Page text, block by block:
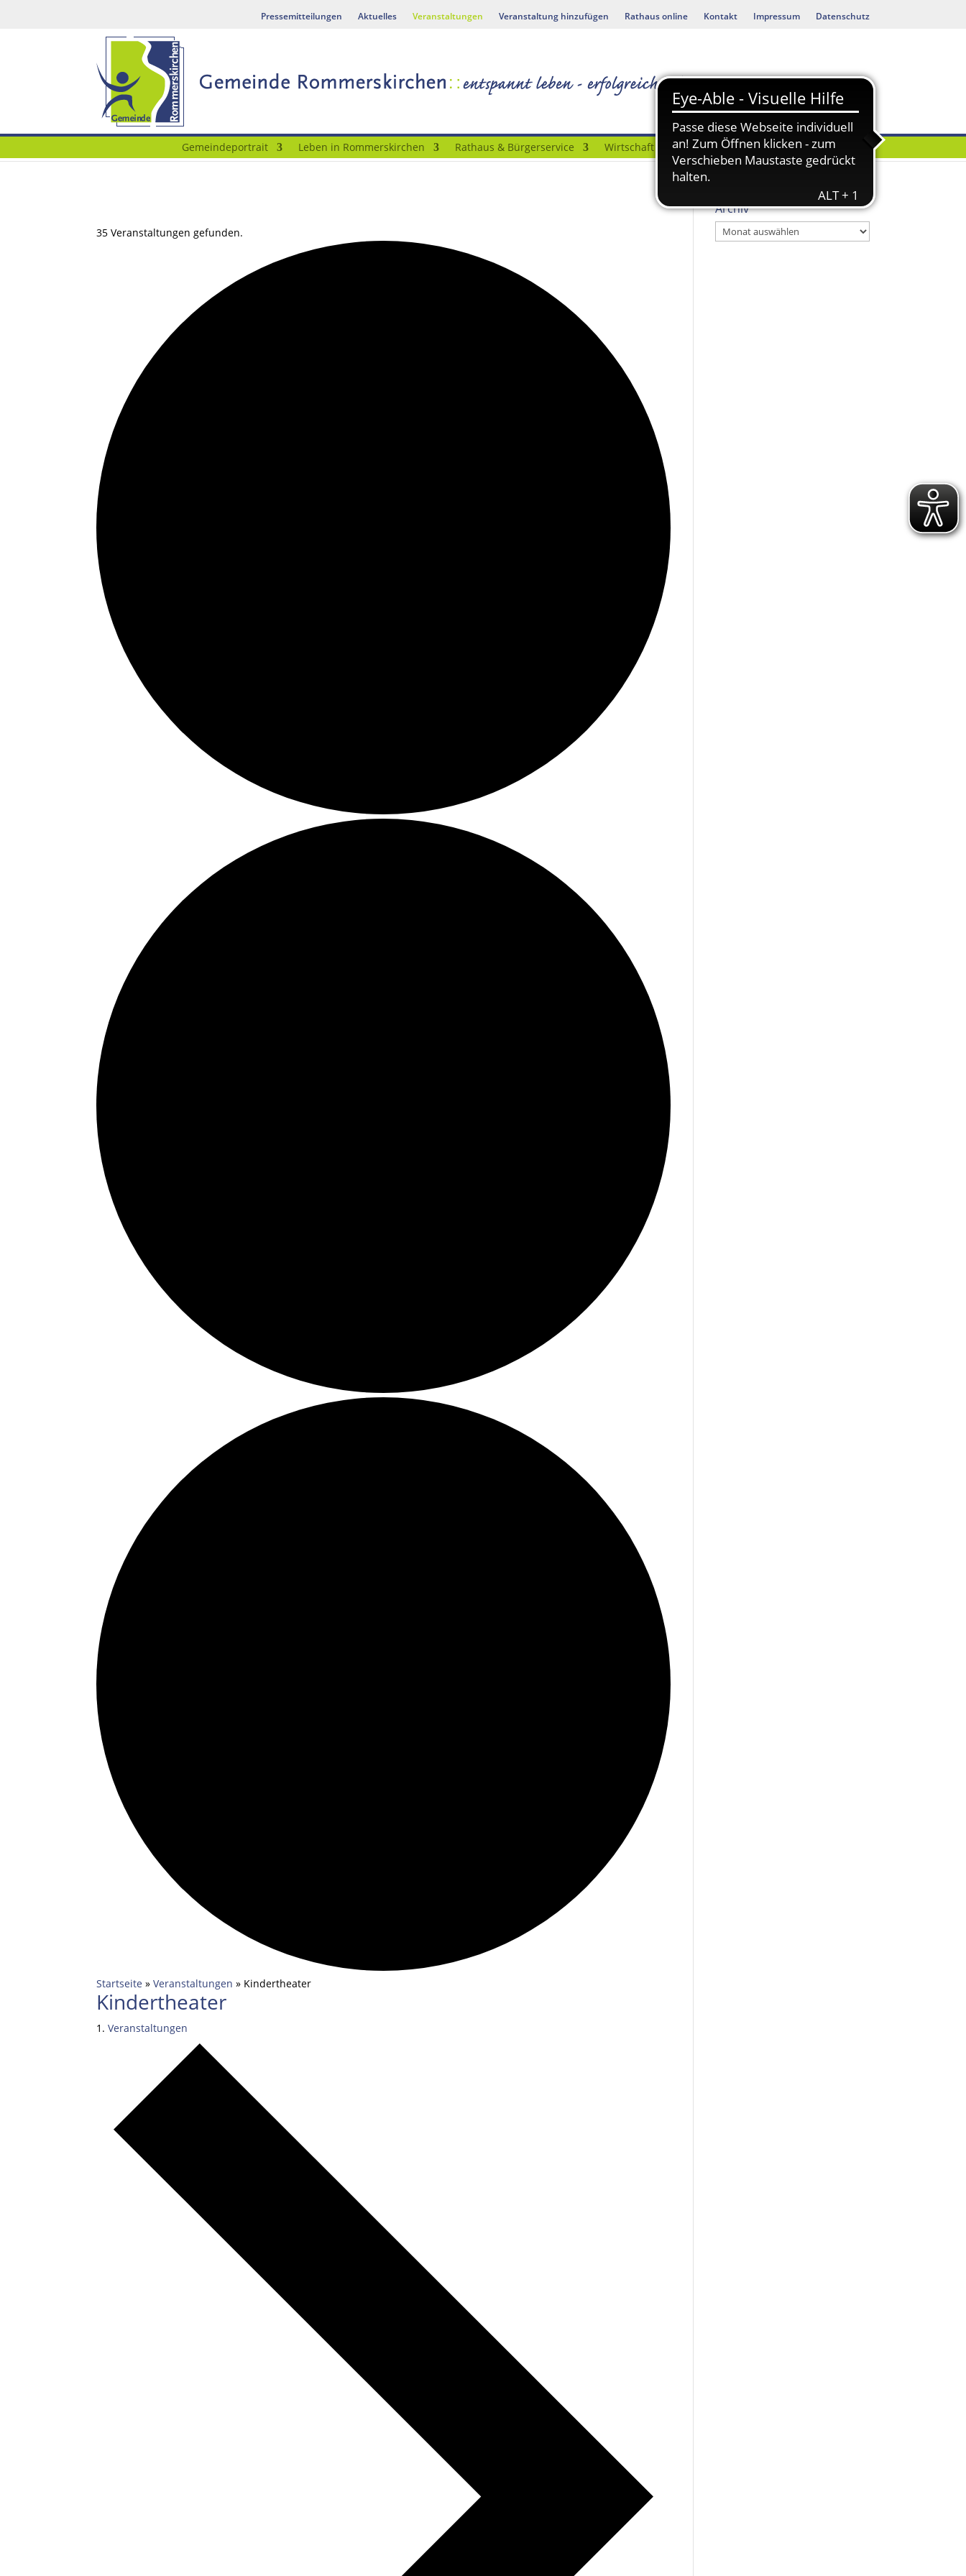
Pressemitteilungen Aktuelles Veranstaltungen Veranstaltung hinzufügen Rathaus online Kontakt Impressum Datenschutz
Gemeindeportrait Leben in Rommerskirchen Rathaus & Bürgerservice Wirtschaft Bauen & Umwelt
35 Veranstaltungen gefunden.
Startseite »Veranstaltungen » Kindertheater
Kindertheater
Veranstaltungen
Archiv
Archiv